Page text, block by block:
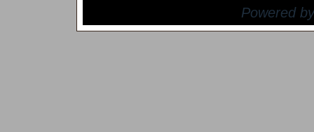
Powered